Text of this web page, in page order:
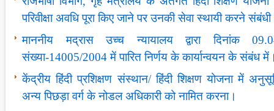
परिवीक्षा अवधि पूरा किए जाने पर उनकी सेवा स्थायी करने
माननीय मद्रास उच्च न्यायालय द्वारा दिनांक
संख्या-14005/2004 में पारित निर्णय के कार्यान्वयन के संबंध
केंद्रीय हिंदी प्रशिक्षण संस्थान/ हिंदी शिक्षण योजना में
अन्य पिछड़ा वर्ग के नोडल अधिकारी को नामित करना।